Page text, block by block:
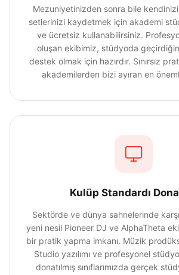
Mezuniyetinizden sonra bile
setlerinizi kaydetmek için akademi
ve ücretsiz kullanabilirsiniz.
oluşan ekibimiz, stüdyoda
destek olmak için hazırdır. Sınırsız
akademilerden bizi ayıran en önemli
Kulüp Standardı
Sektörde ve dünya sahnelerinde
yeni nesil Pioneer DJ ve AlphaTheta
bir pratik yapma imkanı. Müzik
Studio yazılımı ve profesyonel
donatılmış sınıflarımızda gerçek